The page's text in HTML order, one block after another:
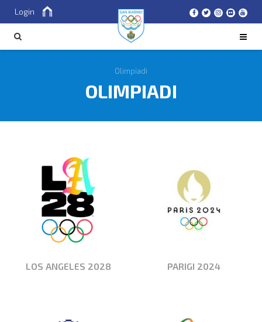
Login
Olimpiadi
OLIMPIADI
LOS ANGELES 2028 PARIGI 2024